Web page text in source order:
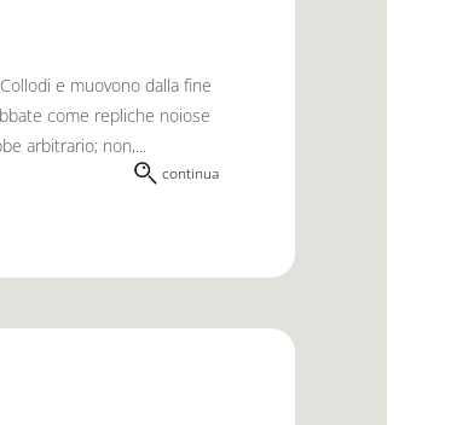
e muovono dalla fine
come repliche noiose
arbitrario; non,...
continua